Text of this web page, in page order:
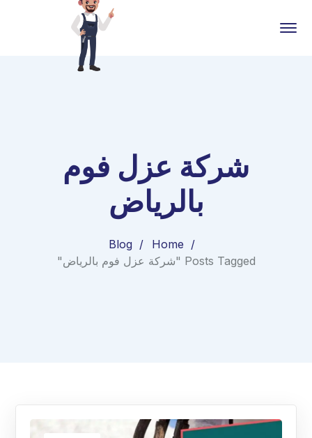
شركة عزل فوم
بالرياض
Home
Blog
Posts Tagged "شركة عزل فوم بالرياض"